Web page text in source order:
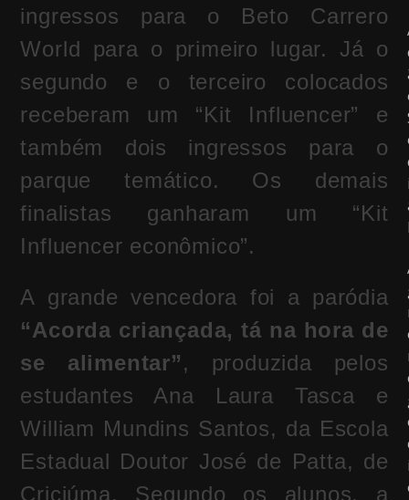
ingressos para o Beto Carrero
World para o primeiro lugar. Já o
segundo e o terceiro colocados
receberam um “Kit Influencer” e
também dois ingressos para o
parque temático. Os demais
finalistas ganharam um “Kit
Influencer econômico”.
A grande vencedora foi a paródia
“Acorda criançada, tá na hora de
se alimentar”, produzida pelos
estudantes Ana Laura Tasca e
William Mundins Santos, da Escola
Estadual Doutor José de Patta, de
Criciúma. Segundo os alunos, a